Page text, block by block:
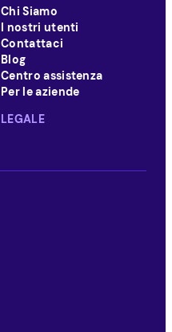
Chi Siamo
I nostri utenti
Contattaci
Blog
Centro assistenza
Per le aziende
LEGALE